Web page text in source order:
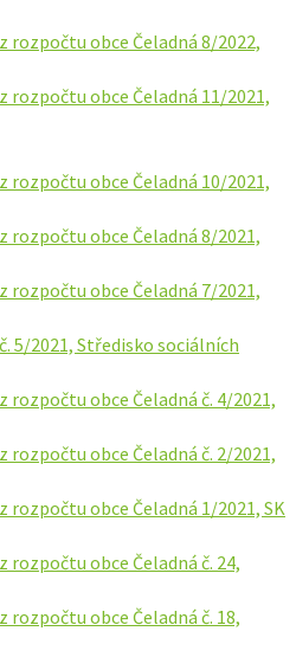
obce Čeladná 8/2022,
obce Čeladná 11/2021,
obce Čeladná 10/2021,
obce Čeladná 8/2021,
obce Čeladná 7/2021,
5/2021, Středisko sociálních
obce Čeladná č. 4/2021,
obce Čeladná č. 2/2021,
obce Čeladná 1/2021, SK
obce Čeladná č. 24,
obce Čeladná č. 18,